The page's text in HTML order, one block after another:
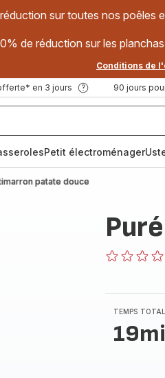
sur toutes nos poêles
de réduction sur les
Conditions de
en 3 jours 90 jours
Petit électroménager
patate douce
TEMPS TOTAL